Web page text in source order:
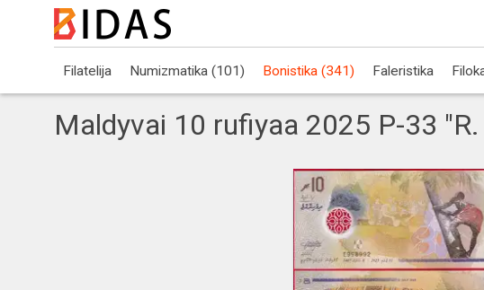
Filatelija Numizmatika (101) Bonistika (341) Faleristika
Maldyvai 10 rufiyaa 2025 P-33